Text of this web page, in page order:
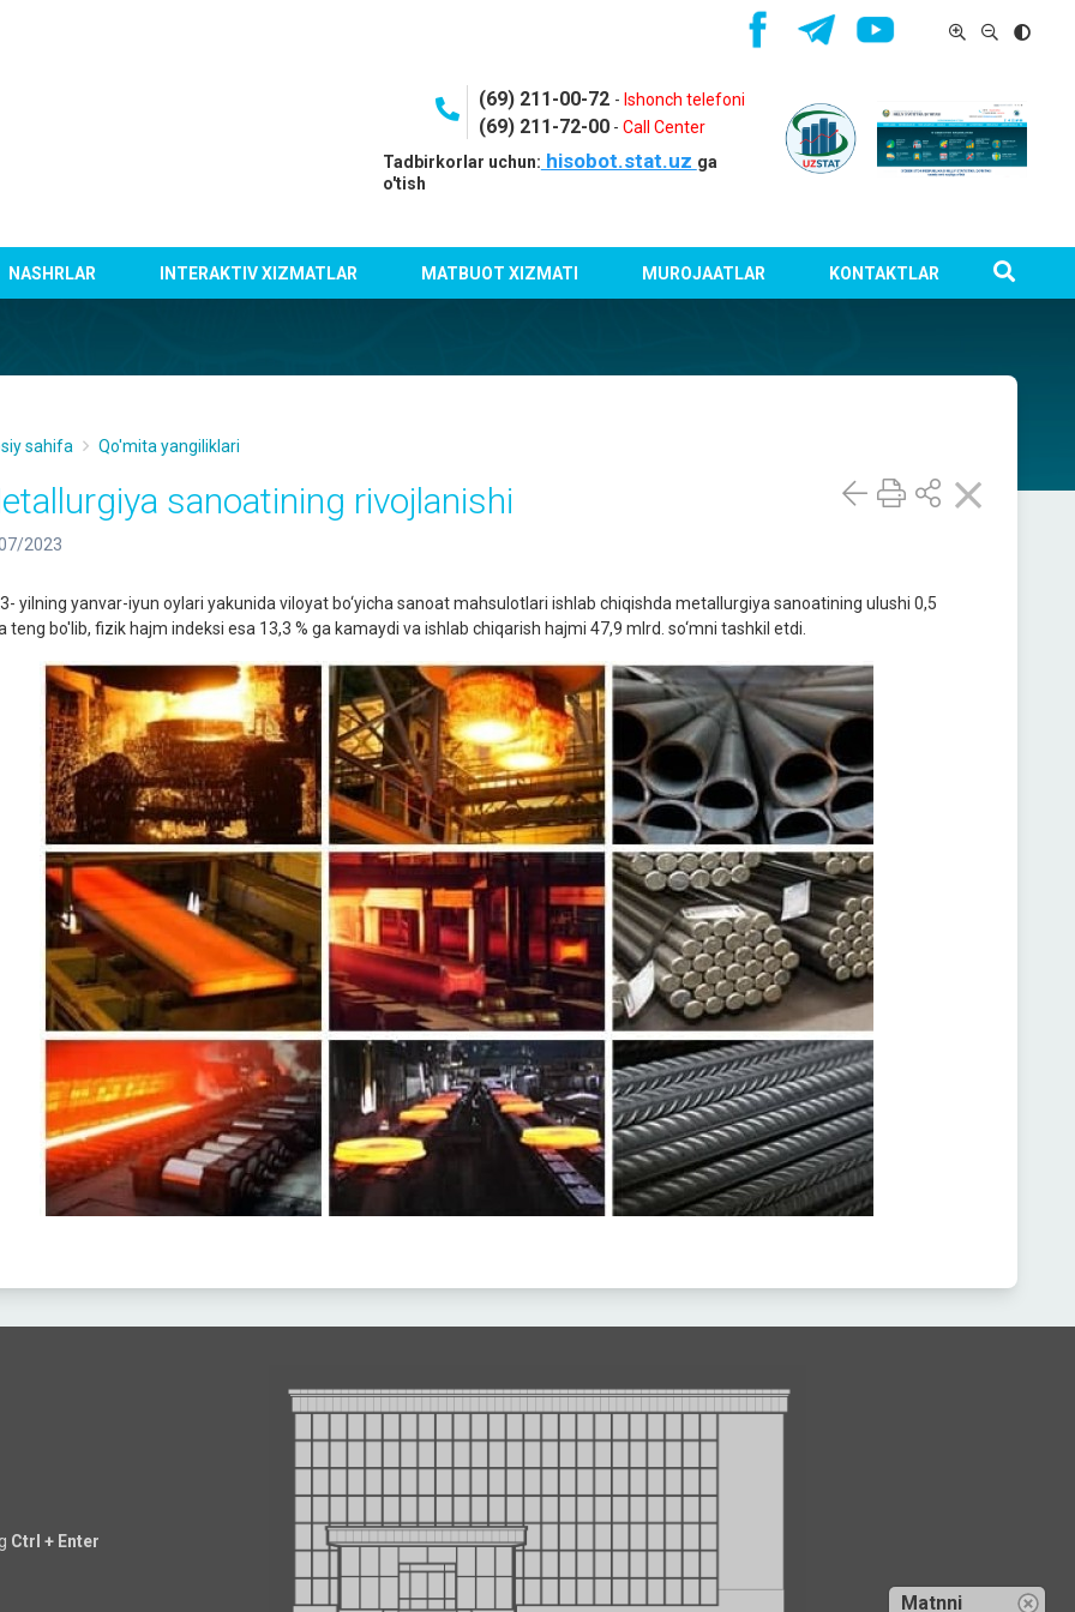
(69) 211-00-72 - Ishonch telefoni
(69) 211-72-00- Call Center
Tadbirkorlar uchun: hisobot.stat.uz ga
o'tish
NASHRLAR INTERAKTIV XIZMATLAR MATBUOT XIZMATI MUROJAATLAR KONTAKTLAR
sahifa Qo'mita yangiliklari
sanoatining rivojlanishi
2023
yilning yanvar-iyun oylari yakunida viloyat bo‘yicha sanoat mahsulotlari ishlab chiqishda metallurgiya sanoatining ulushi 0,5
teng bo'lib, fizik hajm indeksi esa 13,3 % ga kamaydi va ishlab chiqarish hajmi 47,9 mlrd. so‘mni tashkil etdi.
Ctrl + Enter
Matnni